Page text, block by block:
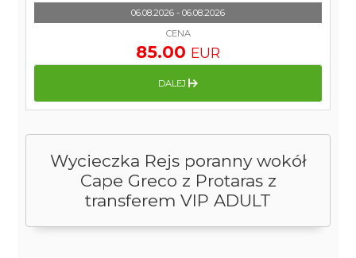
Wycieczka Rejs poranny wokół
Cape Greco z Protaras z
transferem VIP ADULT
06.08.2026 - 06.08.2026
CENA
85.00 EUR
DALEJ